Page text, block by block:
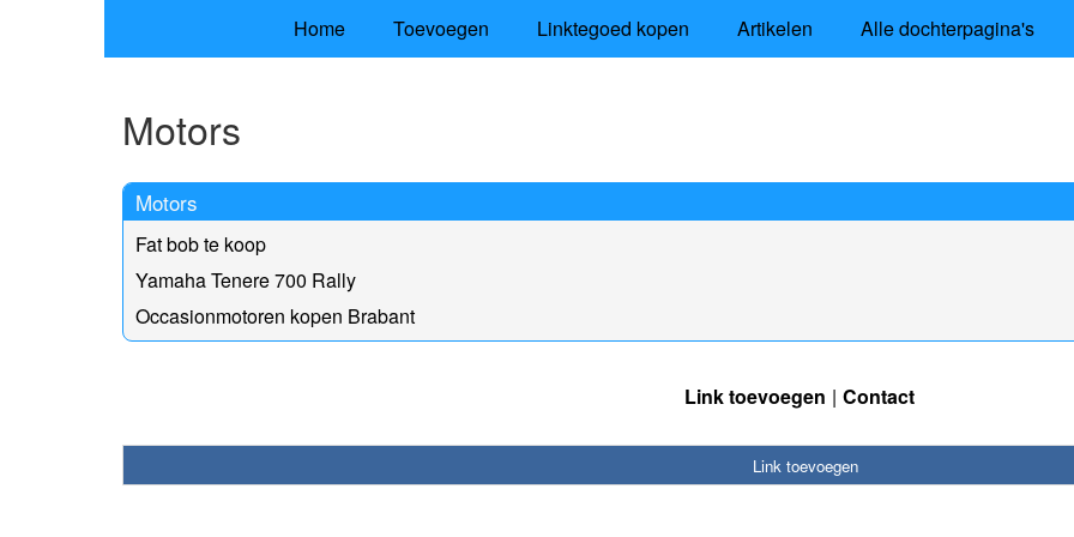
Home Toevoegen Linktegoed kopen Artikelen Alle dochterpagina's
Motors
Motors
Fat bob te koop
Yamaha Tenere 700 Rally
Occasionmotoren kopen Brabant
Link toevoegen Contact
Link toevoegen